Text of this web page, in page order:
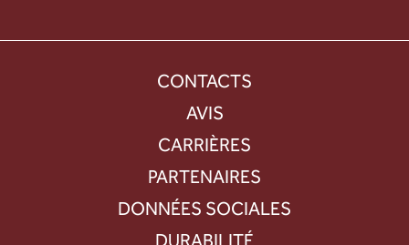
CONTACTS
AVIS
CARRIÈRES
PARTENAIRES
DONNÉES SOCIALES